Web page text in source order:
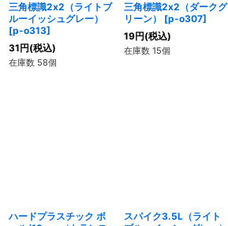
三角標識2x2（ライトブ
ルーイッシュグレー）
[p-o313]
31円(税込)
在庫数 58個
三角標識2x2（ダークグ
リーン）
[p-o307]
19円(税込)
在庫数 15個
ハードプラスチック ボ
スパイク3.5L（ライト